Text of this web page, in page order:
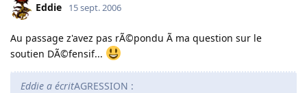
Eddie 15 sept. 2006
Au passage z'avez pas rÃ©pondu Ã ma question sur le
soutien DÃ©fensif...
Eddie a écritAGRESSION :